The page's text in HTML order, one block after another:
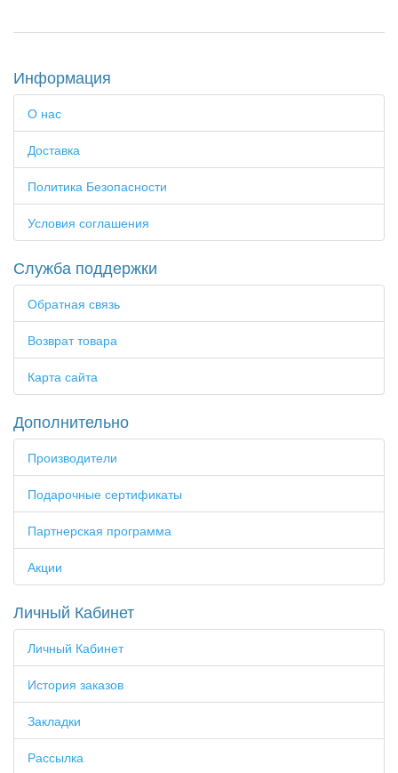
Информация
О нас
Доставка
Политика Безопасности
Условия соглашения
Служба поддержки
Обратная связь
Возврат товара
Карта сайта
Дополнительно
Производители
Подарочные сертификаты
Партнерская программа
Акции
Личный Кабинет
Личный Кабинет
История заказов
Закладки
Рассылка